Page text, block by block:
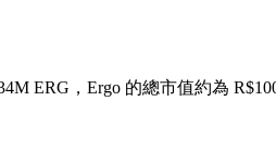
ERG，Ergo 的總市值約為